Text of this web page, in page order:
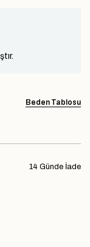
Beden Tablosu
14 Günde İade